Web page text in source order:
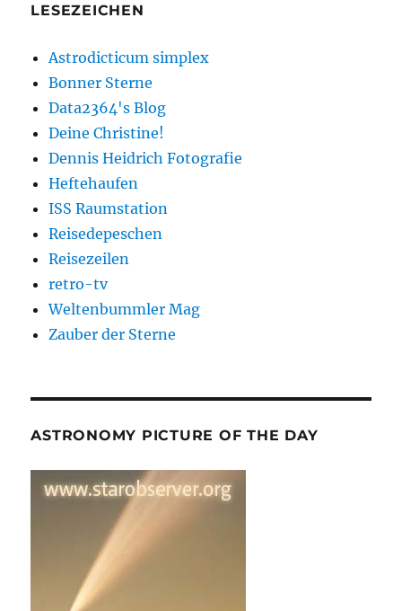
LESEZEICHEN
Astrodicticum simplex
Bonner Sterne
Data2364's Blog
Deine Christine!
Dennis Heidrich Fotografie
Heftehaufen
ISS Raumstation
Reisedepeschen
Reisezeilen
retro-tv
Weltenbummler Mag
Zauber der Sterne
ASTRONOMY PICTURE OF THE DAY